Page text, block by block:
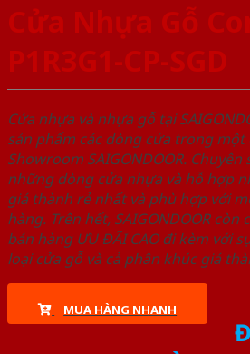
Cửa Nhựa Gỗ
P1R3G1-CP-SGD
Cửa nhựa và nhựa gỗ tại
sản phẩm các dòng cửa trong
Showroom SAIGONDOOR.
những dòng cửa nhựa và hỗ hợp
giá thành rẻ nhất và phù hợp với
hàng. Trên hết, SAIGONDOOR
bán hàng ƯU ĐÃI CAO đi kèm với
loại cửa gỗ và cả phân khúc giá
MUA HÀNG NHANH